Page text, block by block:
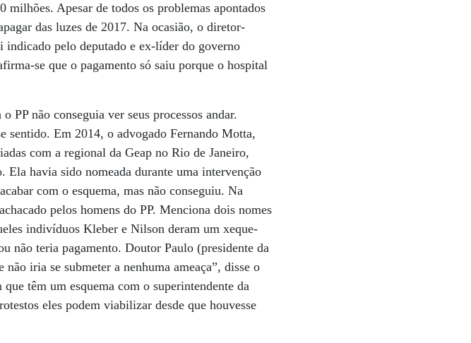
Apesar de todos os problemas apontados
das luzes de 2017. Na ocasião, o diretor-
pelo deputado e ex-líder do governo
se que o pagamento só saiu porque o hospital
PP não conseguia ver seus processos andar.
sentido. Em 2014, o advogado Fernando Motta,
com a regional da Geap no Rio de Janeiro,
havia sido nomeada durante uma intervenção
com o esquema, mas não conseguiu. Na
pelos homens do PP. Menciona dois nomes
indivíduos Kleber e Nilson deram um xeque-
não teria pagamento. Doutor Paulo (presidente da
iria se submeter a nenhuma ameaça”, disse o
têm um esquema com o superintendente da
eles podem viabilizar desde que houvesse